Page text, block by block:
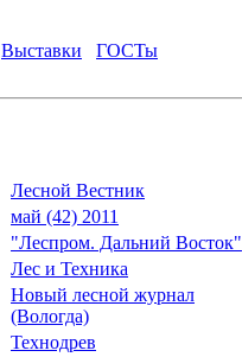
Выставки ГОСТы
Лесной Вестник
май (42) 2011
"Леспром. Дальний Восток"
Лес и Техника
Новый лесной журнал
(Вологда)
Технодрев